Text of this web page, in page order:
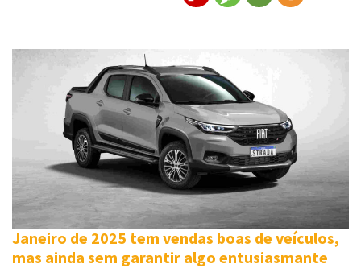
Janeiro de 2025 tem vendas boas de veículos,
mas ainda sem garantir algo entusiasmante